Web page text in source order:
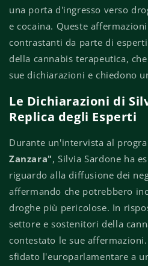
una porta d'ingresso verso
e cocaina. Queste
contrastanti da parte di
della cannabis terapeutica,
sue dichiarazioni e chiedono
Le Dichiarazioni di
Replica degli Esperti
Durante un'intervista al
Zanzara", Silvia Sardone ha
riguardo alla diffusione dei
affermando che potrebbero
droghe più pericolose. In
settore e sostenitori della
contestato le sue
sfidato l'europarlamentare a